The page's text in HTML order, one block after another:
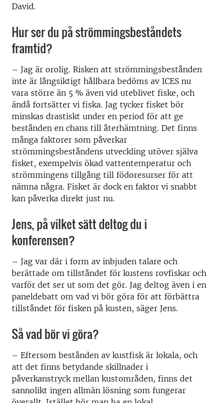
David.
Hur ser du på strömmingsbeståndets
framtid?
– Jag är orolig. Risken att strömmingsbestånden
inte är långsiktigt hållbara bedöms av ICES nu
vara större än 5 % även vid uteblivet fiske, och
ändå fortsätter vi fiska. Jag tycker fisket bör
minskas drastiskt under en period för att ge
bestånden en chans till återhämtning. Det finns
många faktorer som påverkar
strömmingsbeståndens utveckling utöver själva
fisket, exempelvis ökad vattentemperatur och
strömmingens tillgång till födoresurser för att
nämna några. Fisket är dock en faktor vi snabbt
kan påverka direkt just nu.
Jens, på vilket sätt deltog du i
konferensen?
– Jag var där i form av inbjuden talare och
berättade om tillståndet för kustens rovfiskar och
varför det ser ut som det gör. Jag deltog även i en
paneldebatt om vad vi bör göra för att förbättra
tillståndet för fisken på kusten, säger Jens.
Så vad bör vi göra?
– Eftersom bestånden av kustfisk är lokala, och
att det finns betydande skillnader i
påverkanstryck mellan kustområden, finns det
sannolikt ingen allmän lösning som fungerar